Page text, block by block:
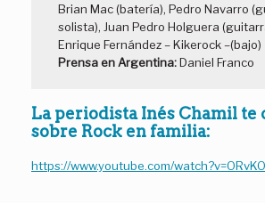
Brian Mac (batería), Pedro Navarro
solista), Juan Pedro Holguera
Enrique Fernández – Kikerock –(bajo)
Prensa en Argentina:Daniel Franco
La periodista Inés Chamil te
sobre Rock en familia:
https://www.youtube.com/